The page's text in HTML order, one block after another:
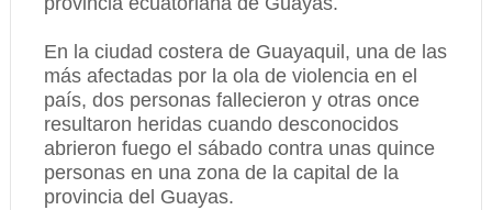
En la ciudad costera de Guayaquil, una de las
más afectadas por la ola de violencia en el
país, dos personas fallecieron y otras once
resultaron heridas cuando desconocidos
abrieron fuego el sábado contra unas quince
personas en una zona de la capital de la
provincia del Guayas.